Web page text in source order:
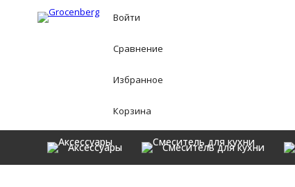
Войти
Сравнение
Избранное
Корзина
Аксессуары Смеситель для кухни